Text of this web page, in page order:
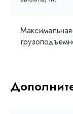
Максимальная